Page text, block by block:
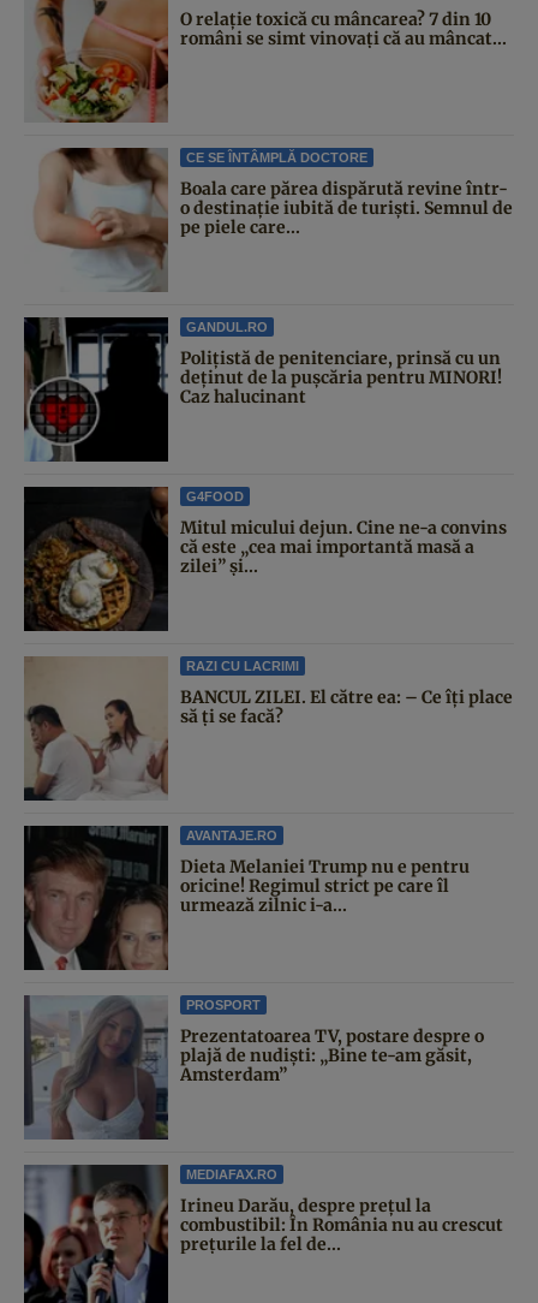
O relație toxică cu mâncarea? 7 din 10
români se simt vinovați că au mâncat...
CE SE ÎNTÂMPLĂ DOCTORE
Boala care părea dispărută revine într-
o destinație iubită de turiști. Semnul de
pe piele care...
GANDUL.RO
Polițistă de penitenciare, prinsă cu un
deținut de la pușcăria pentru MINORI!
Caz halucinant
G4FOOD
Mitul micului dejun. Cine ne-a convins
că este „cea mai importantă masă a
zilei” și...
RAZI CU LACRIMI
BANCUL ZILEI. El către ea: – Ce îți place
să ți se facă?
AVANTAJE.RO
Dieta Melaniei Trump nu e pentru
oricine! Regimul strict pe care îl
urmează zilnic i-a...
PROSPORT
Prezentatoarea TV, postare despre o
plajă de nudiști: „Bine te-am găsit,
Amsterdam”
MEDIAFAX.RO
Irineu Darău, despre prețul la
combustibil: În România nu au crescut
prețurile la fel de...